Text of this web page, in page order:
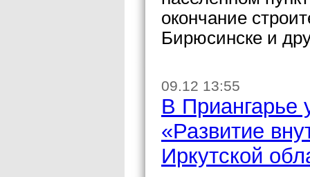
окончание
Бирюсинске и
09.12 13:55
В Приангарье
«Развитие
Иркутской